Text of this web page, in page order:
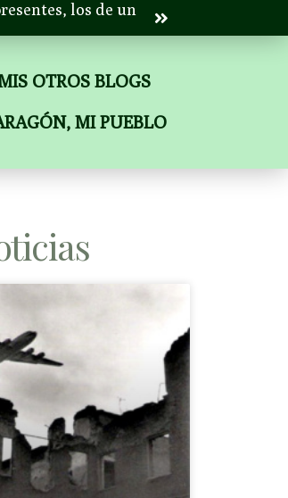
los de un
OTROS BLOGS
MI PUEBLO